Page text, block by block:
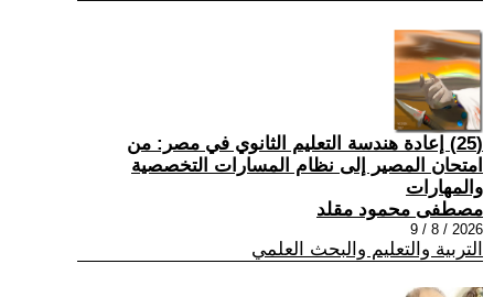
(25) إعادة هندسة التعليم الثانوي في مصر: من
امتحان المصير إلى نظام المسارات التخصصية
والمهارات
مصطفى محمود مقلد
2026 / 8 / 9
التربية والتعليم والبحث العلمي